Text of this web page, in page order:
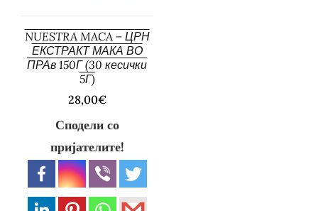
NUESTRA MACA – ЦРН
ЕКСТРАКТ МАКА ВО
ПРАв 150Г (30 кесички
5Г)
28,00€
Сподели со
пријателите!